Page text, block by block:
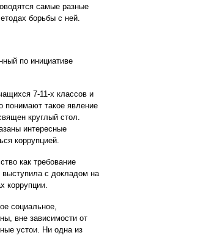
самые разные
борьбы с ней.
по инициативе
7-11-х классов и
понимают такое явление
круглый стол.
интересные
коррупцией.
как требование
выступила с докладом на
коррупции.
социальное,
вне зависимости от
устои. Ни одна из